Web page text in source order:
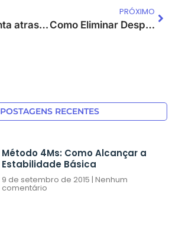
Você enfrenta atrasos na entrega dos seus produtos aos clientes? Aqui estão 5 dicas para melhorar a eficiência da entrega
PRÓXIMO
Como Eliminar Desperdícios de Movimentação e Transporte em Laboratórios Analíticos
POSTAGENS RECENTES
Método 4Ms: Como Alcançar a
Estabilidade Básica
9 de setembro de 2015 Nenhum
comentário